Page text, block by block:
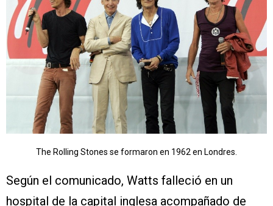
The Rolling Stones se formaron en 1962 en Londres.
Según el comunicado, Watts falleció en un
hospital de la capital inglesa acompañado de